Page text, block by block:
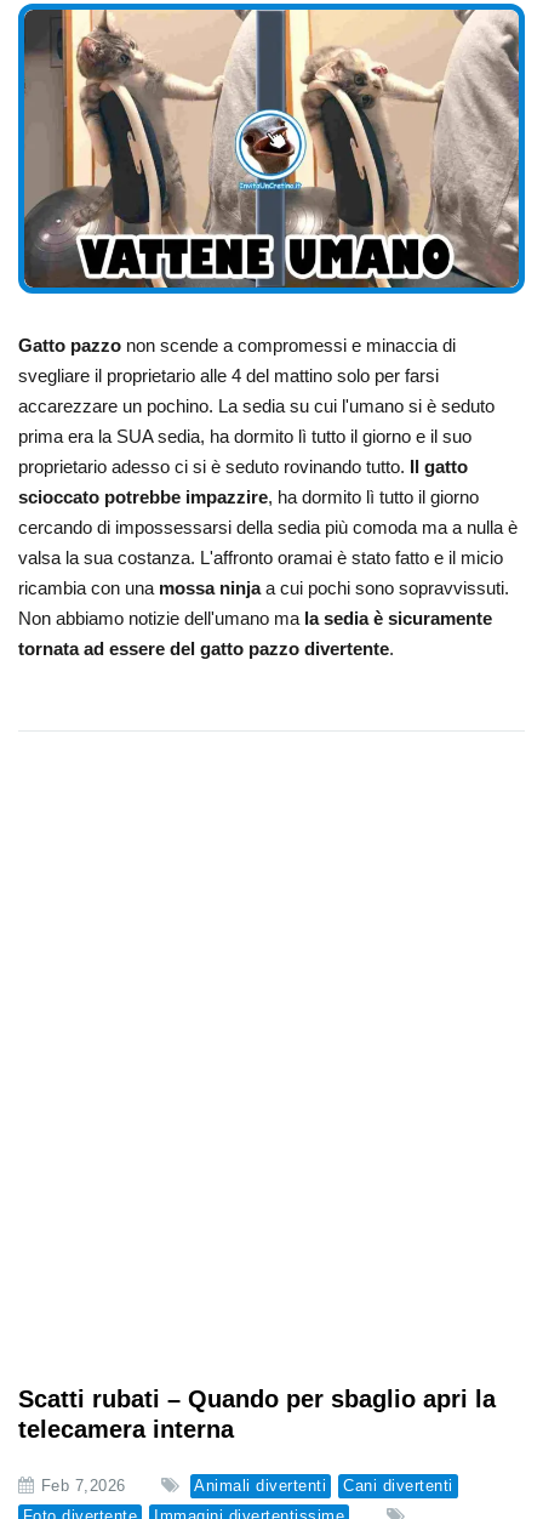
Gatto pazzo non scende a compromessi e minaccia di
svegliare il proprietario alle 4 del mattino solo per farsi
accarezzare un pochino. La sedia su cui l'umano si è seduto
prima era la SUA sedia, ha dormito lì tutto il giorno e il suo
proprietario adesso ci si è seduto rovinando tutto.
Il gatto
scioccato potrebbe impazzire, ha dormito lì tutto il giorno
cercando di impossessarsi della sedia più comoda ma a nulla è
valsa la sua costanza. L'affronto oramai è stato fatto e il micio
ricambia con una mossa ninjaa cui pochi sono sopravvissuti.
Non abbiamo notizie dell'umano ma la sedia è sicuramente
tornata ad essere del gatto pazzo divertente.
Scatti rubati – Quando per sbaglio apri la
telecamera interna
Feb 7,2026 Animali divertenti
Cani divertenti